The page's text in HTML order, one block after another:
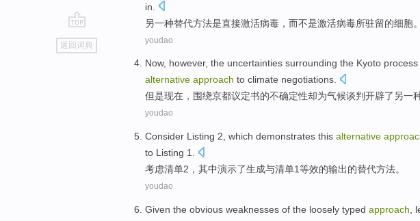
go
top
返回词典
in.
另一种替代方法是直接激活病毒 ， 而不是激活病毒所驻留的细胞。
youdao
Now, however, the uncertainties surrounding the Kyoto process
alternative approach to climate negotiations.
但是现在 ， 围绕京都议定书的不确定性却为气候谈判开辟了 另一
youdao
Consider Listing 2 which demonstrates this alternative
to Listing 1.
考虑清单2 ， 其中演示了生成与清单1等效的输出的替代方法。
youdao
Given the obvious weaknesses of the loosely typed approach